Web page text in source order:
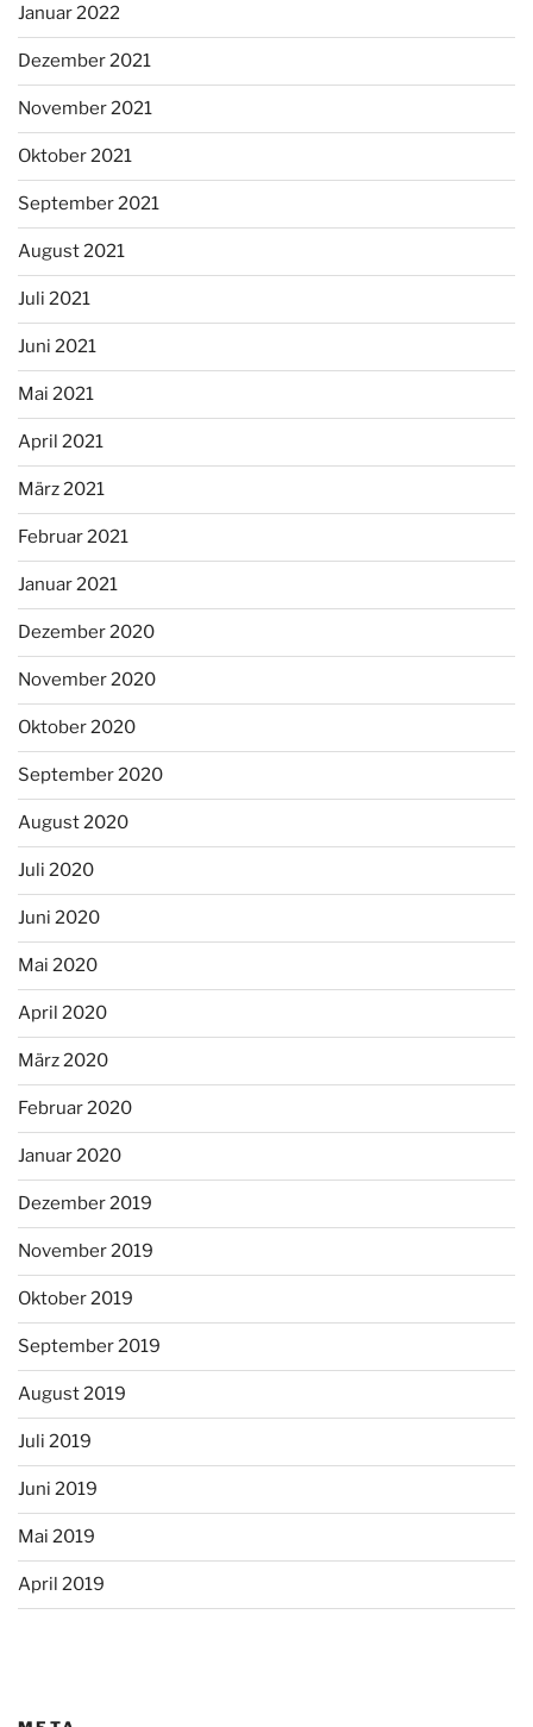
Januar 2022
Dezember 2021
November 2021
Oktober 2021
September 2021
August 2021
Juli 2021
Juni 2021
Mai 2021
April 2021
März 2021
Februar 2021
Januar 2021
Dezember 2020
November 2020
Oktober 2020
September 2020
August 2020
Juli 2020
Juni 2020
Mai 2020
April 2020
März 2020
Februar 2020
Januar 2020
Dezember 2019
November 2019
Oktober 2019
September 2019
August 2019
Juli 2019
Juni 2019
Mai 2019
April 2019